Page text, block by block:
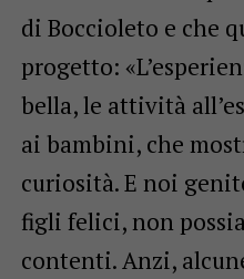
di Boccioleto e che
progetto:
bella, le attività
ai bambini, che
curiosità. E noi
figli felici, non
contenti. Anzi,